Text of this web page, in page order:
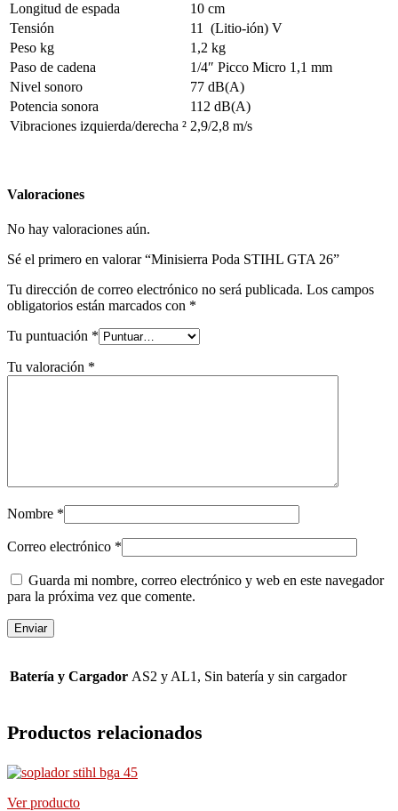
Longitud de espada
10 cm
Tensión
11 (Litio-ión) V
Peso kg
1,2 kg
Paso de cadena
1/4″ Picco Micro 1,1 mm
Nivel sonoro
77 dB(A)
Potencia sonora
112 dB(A)
Vibraciones izquierda/derecha ² 2,9/2,8 m/s
Valoraciones
No hay valoraciones aún.
Sé el primero en valorar “Minisierra Poda STIHL GTA 26”
Tu dirección de correo electrónico no será publicada. Los campos
obligatorios están marcados con *
Tu puntuación *
Tu valoración *
Nombre *
Correo electrónico *
Guarda mi nombre, correo electrónico y web en este navegador
para la próxima vez que comente.
Batería y Cargador AS2 y AL1, Sin batería y sin cargador
Productos relacionados
Ver producto